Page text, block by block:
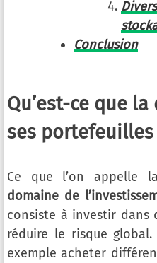
Conclusion
Qu’est-ce que
ses portefeuilles
Ce que l’on appelle
domaine de
consiste à investir dans
réduire le risque
exemple acheter